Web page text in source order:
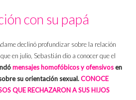
con su papá
declinó profundizar sobre la relación
en julio, Sebastián dio a conocer que el
mensajes homofóbicos y ofensivosen
su orientación sexual.CONOCE
QUE RECHAZARON A SUS HIJOS